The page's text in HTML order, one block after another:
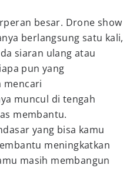
besar. Drone show
berlangsung satu kali,
siaran ulang atau
pun yang
mencari
muncul di tengah
membantu.
yang bisa kamu
meningkatkan
masih membangun